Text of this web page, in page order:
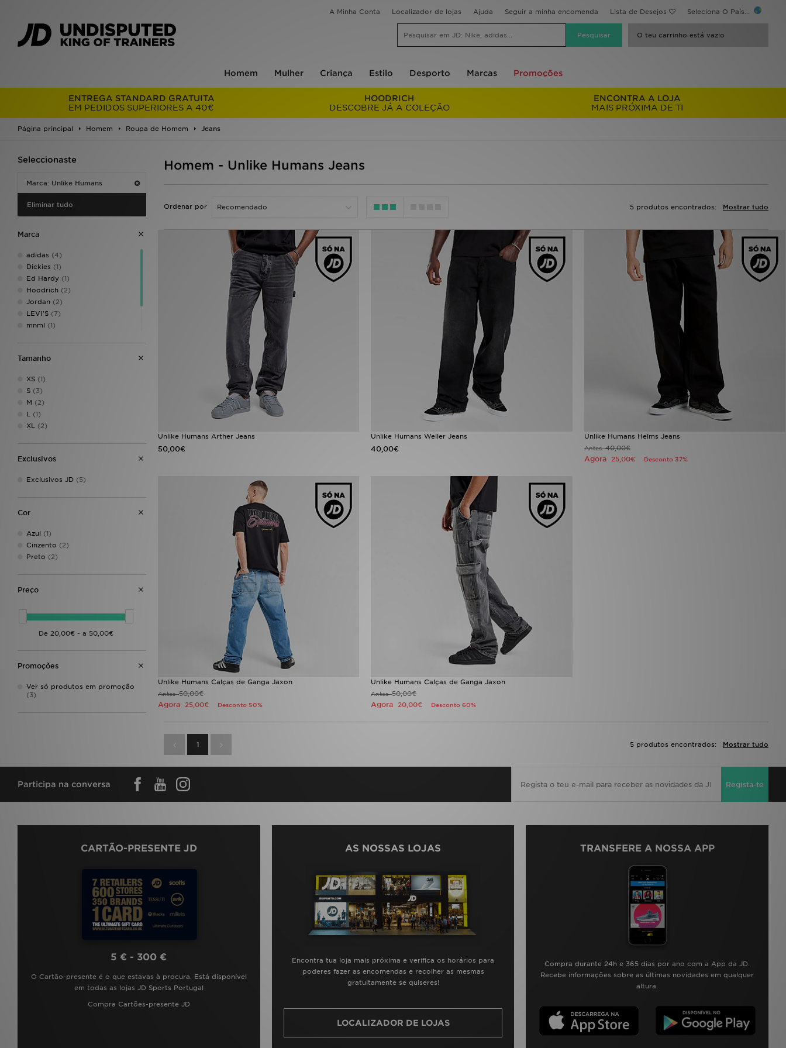
A Minha Conta Localizador de lojas Ajuda Seguir a minha encomenda Lista de Desejos Seleciona O País...
O teu carrinho está vazio
Homem Mulher Criança Estilo Desporto Marcas Promoções
ENTREGA STANDARD GRATUITA
EM PEDIDOS SUPERIORES A 40€
HOODRICH
DESCOBRE JÁ A COLEÇÃO
ENCONTRA A LOJA
MAIS PRÓXIMA DE TI
Página principal Homem Roupa de Homem Jeans
Seleccionaste
Marca: Unlike Humans
Eliminar tudo
Marca
adidas (4)
Dickies (1)
Ed Hardy (1)
Hoodrich (2)
Jordan (2)
LEVI'S (7)
mnml (1)
Unlike Humans
Tamanho
XS (1)
S (3)
M (2)
L (1)
XL (2)
Exclusivos
Exclusivos JD (5)
Cor
Azul (1)
Cinzento (2)
Preto (2)
Preço
Promoções
Ver só produtos em promoção
(3)
Homem - Unlike Humans Jeans
Ordenar por Mostrar tudo
5 produtos encontrados:
Unlike Humans Arther Jeans
50,00€
Unlike Humans Weller Jeans
40,00€
Unlike Humans Helms Jeans
Antes40,00€
Agora 25,00€ Desconto 37%
Unlike Humans Calças de Ganga Jaxon
Antes50,00€
Agora 25,00€ Desconto 50%
Unlike Humans Calças de Ganga Jaxon
Antes50,00€
Agora20,00€ Desconto 60%
1 Mostrar tudo
5 produtos encontrados:
Participa na conversa Regista-te
CARTÃO-PRESENTE JD
5 € - 300 €
O Cartão-presente é o que estavas à procura. Está disponível
em todas as lojas JD Sports Portugal
Compra Cartões-presente JD
AS NOSSAS LOJAS
Encontra tua loja mais próxima e verifica os horários para
poderes fazer as encomendas e recolher as mesmas
gratuitamente se quiseres!
LOCALIZADOR DE LOJAS
TRANSFERE A NOSSA APP
Compra durante 24h e 365 dias por ano com a App da JD.
Recebe informações sobre as últimas novidades em qualquer
altura.